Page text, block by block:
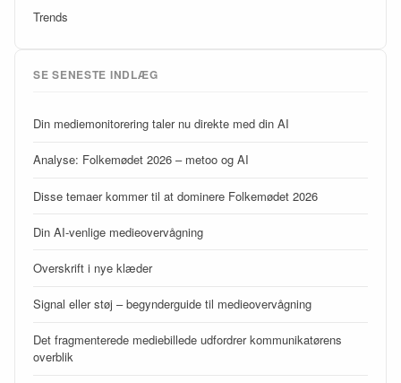
Trends
SE SENESTE INDLÆG
Din mediemonitorering taler nu direkte med din AI
Analyse: Folkemødet 2026 – metoo og AI
Disse temaer kommer til at dominere Folkemødet 2026
Din AI-venlige medieovervågning
Overskrift i nye klæder
Signal eller støj – begynderguide til medieovervågning
Det fragmenterede mediebillede udfordrer kommunikatørens
overblik